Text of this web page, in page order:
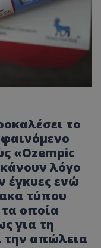
το
«Ozempic
λόγο
έγκυες ενώ
τύπου
οποία
για τη
την απώλεια